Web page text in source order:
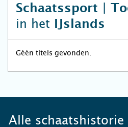
Schaatssport |
in het IJslands
Géén titels gevonden.
Alle